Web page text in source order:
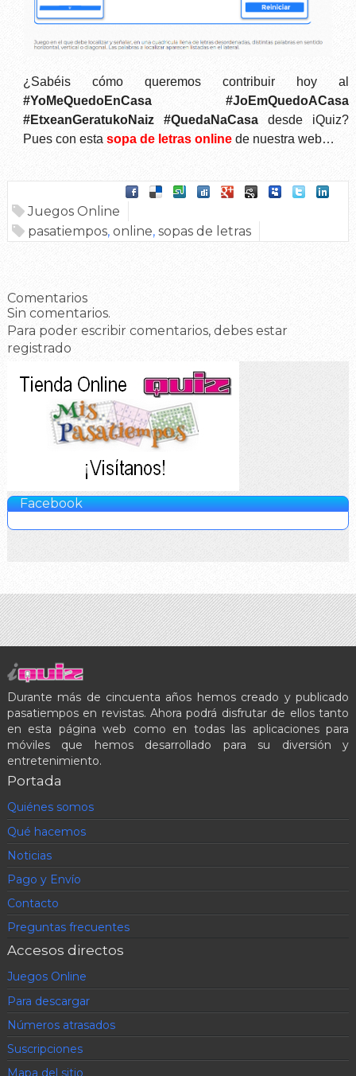
¿ Sabéis cómo queremos contribuir hoy al
#YoMeQuedoEnCasa
#JoEmQuedoACasa
#EtxeanGeratukoNaiz
#QuedaNaCasadesde iQuiz?
Pues con esta sopa de letras onlinede nuestra web…
Juegos Online
pasatiempos, online, sopas de letras
Comentarios
Sin comentarios.
Para poder escribir comentarios, debes estar
registrado
Facebook
Durante más de cincuenta años hemos creado y publicado
pasatiempos en revistas. Ahora podrá disfrutar de ellos tanto
en esta página web como en todas las aplicaciones para
móviles que hemos desarrollado para su diversión y
entretenimiento.
Portada
Quiénes somos
Qué hacemos
Noticias
Pago y Envío
Contacto
Preguntas frecuentes
Accesos directos
Juegos Online
Para descargar
Números atrasados
Suscripciones
Mapa del sitio